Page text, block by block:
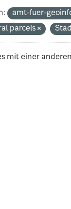
amt-fuer-
parcels
mit einer